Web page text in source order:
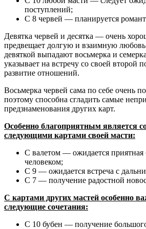
поступлений;
С 8 червей — планируется
Девятка червей и десятка — очень
предвещает долгую и взаимную
девяткой выпадают восьмерка и
указывает на встречу со своей второй
развитие отношений.
Восьмерка червей сама по себе очень
поэтому способна сгладить самые
предзнаменования других карт.
Особенно благоприятным является
следующими картами своей масти:
С валетом — ожидается приятная
человеком;
С 9 — ожидается встреча с
С 7 — получение радостной
С картами других мастей особенно
следующие сочетания:
С 10 бубен — получение